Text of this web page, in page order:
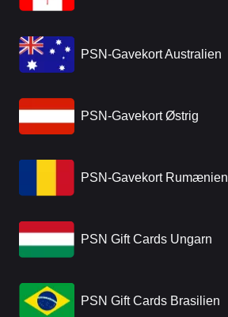
PSN-Gavekort Australien
PSN-Gavekort Østrig
PSN-Gavekort Rumænien
PSN Gift Cards Ungarn
PSN Gift Cards Brasilien